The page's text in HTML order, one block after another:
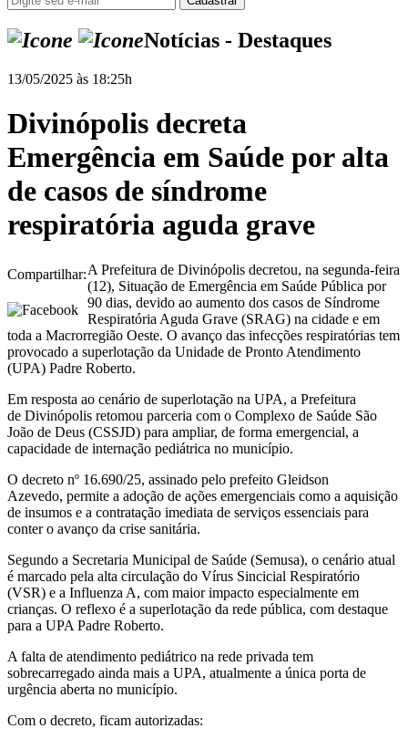
Notícias - Destaques
13/05/2025 às 18:25h
Divinópolis decreta
Emergência em Saúde por alta
de casos de síndrome
respiratória aguda grave
Compartilhar:A Prefeitura de Divinópolis decretou, na segunda-feira
(12), Situação de Emergência em Saúde Pública por
90 dias, devido ao aumento dos casos de Síndrome
Respiratória Aguda Grave (SRAG) na cidade e em
toda a Macrorregião Oeste. O avanço das infecções respiratórias tem
provocado a superlotação da Unidade de Pronto Atendimento
(UPA) Padre Roberto.
Em resposta ao cenário de superlotação na UPA, a Prefeitura
de Divinópolis retomou parceria com o Complexo de Saúde São
João de Deus (CSSJD) para ampliar, de forma emergencial, a
capacidade de internação pediátrica no município.
O decreto nº 16.690/25, assinado pelo prefeito Gleidson
Azevedo, permite a adoção de ações emergenciais como a aquisição
de insumos e a contratação imediata de serviços essenciais para
conter o avanço da crise sanitária.
Segundo a Secretaria Municipal de Saúde (Semusa), o cenário atual
é marcado pela alta circulação do Vírus Sincicial Respiratório
(VSR) e a Influenza A, com maior impacto especialmente em
crianças. O reflexo é a superlotação da rede pública, com destaque
para a UPA Padre Roberto.
A falta de atendimento pediátrico na rede privada tem
sobrecarregado ainda mais a UPA, atualmente a única porta de
urgência aberta no município.
Com o decreto, ficam autorizadas: